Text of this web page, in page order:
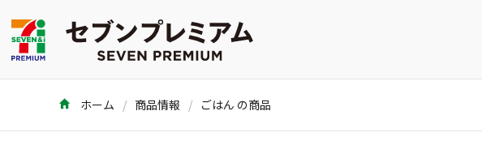
ホーム 商品情報 ごはん の商品